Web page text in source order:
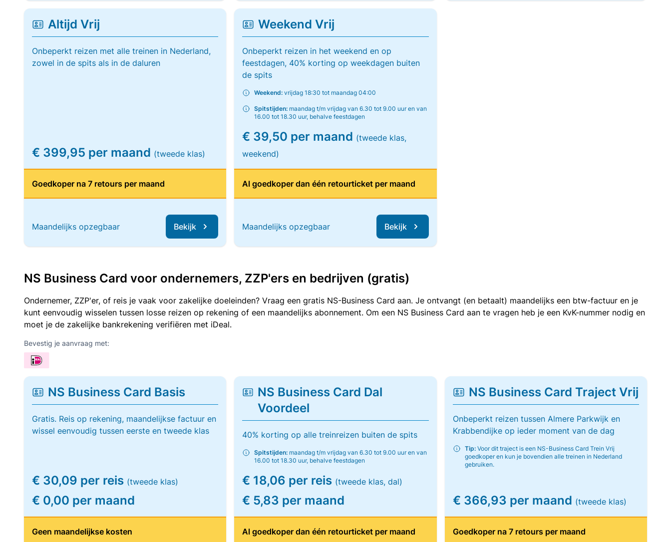
Altijd Vrij
Onbeperkt reizen met alle treinen in Nederland,
zowel in de spits als in de daluren
€ 399,95 per maand (tweede klas)
Goedkoper na 7 retours per maand
Maandelijks opzegbaar Bekijk
Weekend Vrij
Onbeperkt reizen in het weekend en op
feestdagen, 40% korting op weekdagen buiten
de spits
Weekend: vrijdag 18:30 tot maandag 04:00
Spitstijden: maandag t/m vrijdag van 6.30 tot 9.00 uur en van
16.00 tot 18.30 uur, behalve feestdagen
€ 39,50 per maand (tweede klas,
weekend)
Al goedkoper dan één retourticket per maand
Maandelijks opzegbaar Bekijk
NS Business Card voor ondernemers, ZZP'ers en bedrijven (gratis)
Ondernemer, ZZP'er, of reis je vaak voor zakelijke doeleinden? Vraag een gratis NS-Business Card aan. Je ontvangt (en betaalt) maandelijks een btw-factuur en je
kunt eenvoudig wisselen tussen losse reizen op rekening of een maandelijks abonnement. Om een NS Business Card aan te vragen heb je een KvK-nummer nodig en
moet je de zakelijke bankrekening verifiëren met iDeal.
Bevestig je aanvraag met:
NS Business Card Basis
Gratis. Reis op rekening, maandelijkse factuur en
wissel eenvoudig tussen eerste en tweede klas
€ 30,09 per reis (tweede klas)
€ 0,00 per maand
Geen maandelijkse kosten
NS Business Card Dal
Voordeel
40% korting op alle treinreizen buiten de spits
Spitstijden: maandag t/m vrijdag van 6.30 tot 9.00 uur en van
16.00 tot 18.30 uur, behalve feestdagen
€ 18,06 per reis (tweede klas, dal)
€ 5,83 per maand
Al goedkoper dan één retourticket per maand
NS Business Card Traject Vrij
Onbeperkt reizen tussen Almere Parkwijk en
Krabbendijke op ieder moment van de dag
Tip:Voor dit traject is een NS-Business Card Trein Vrij
goedkoper en kun je bovendien alle treinen in Nederland
gebruiken.
€ 366,93 per maand (tweede klas)
Goedkoper na 7 retours per maand